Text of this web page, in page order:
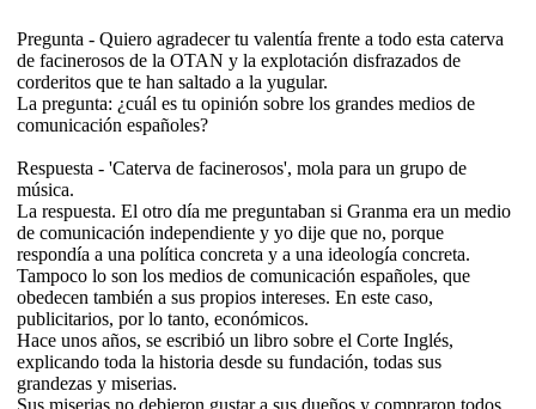
Pregunta - Quiero agradecer tu valentía frente a todo esta caterva
de facinerosos de la OTAN y la explotación disfrazados de
corderitos que te han saltado a la yugular.
La pregunta: ¿cuál es tu opinión sobre los grandes medios de
comunicación españoles?
Respuesta - 'Caterva de facinerosos', mola para un grupo de
música.
La respuesta. El otro día me preguntaban si Granma era un medio
de comunicación independiente y yo dije que no, porque
respondía a una política concreta y a una ideología concreta.
Tampoco lo son los medios de comunicación españoles, que
obedecen también a sus propios intereses. En este caso,
publicitarios, por lo tanto, económicos.
Hace unos años, se escribió un libro sobre el Corte Inglés,
explicando toda la historia desde su fundación, todas sus
grandezas y miserias.
Sus miserias no debieron gustar a sus dueños y compraron todos